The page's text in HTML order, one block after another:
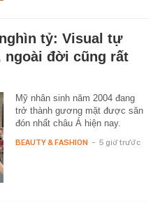
tỷ: Visual tự
ngoài đời cũng rất
Mỹ nhân sinh năm 2004 đang
trở thành gương mặt được săn
đón nhất châu Á hiện nay.
BEAUTY & FASHION - 5 giờ trước